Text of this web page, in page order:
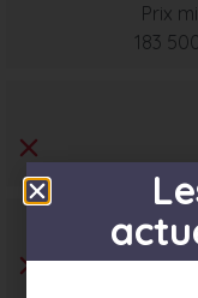
Prix
183